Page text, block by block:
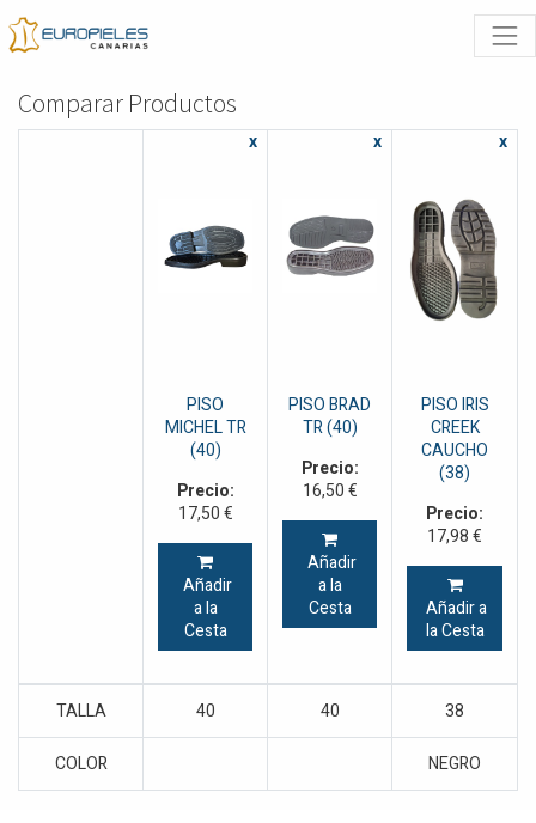
Comparar Productos
x x x
PISO
MICHEL TR
(40)
Precio:
17,50€
Añadir
a la
Cesta
PISO BRAD
TR (40)
Precio:
16,50€
Añadir
a la
Cesta
PISO IRIS
CREEK
CAUCHO
(38)
Precio:
17,98€
Añadir a
la Cesta
TALLA 40 40 38
COLOR NEGRO